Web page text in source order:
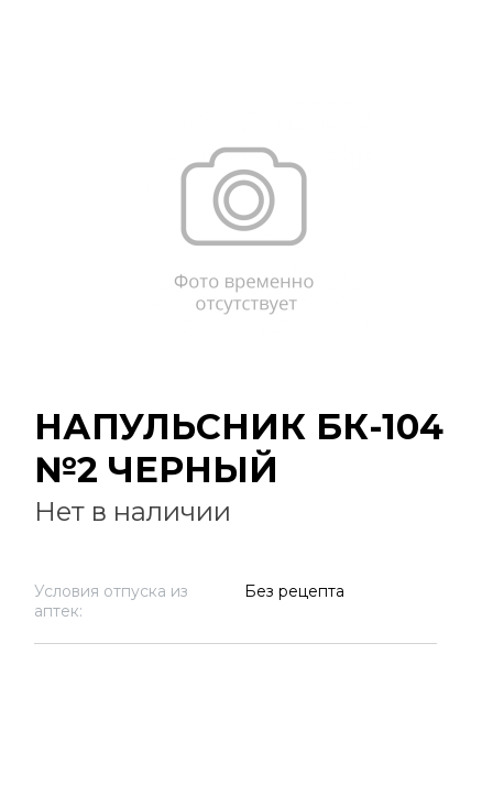
НАПУЛЬСНИК БК-104
№2 ЧЕРНЫЙ
Нет в наличии
Условия отпуска из
аптек:
Без рецепта